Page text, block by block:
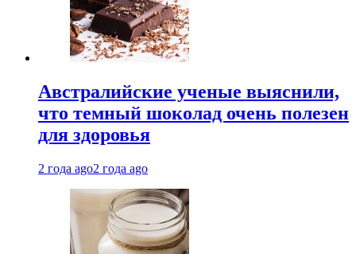
Австралийские ученые выяснили,
что темный шоколад очень полезен
для здоровья
2 года ago2 года ago